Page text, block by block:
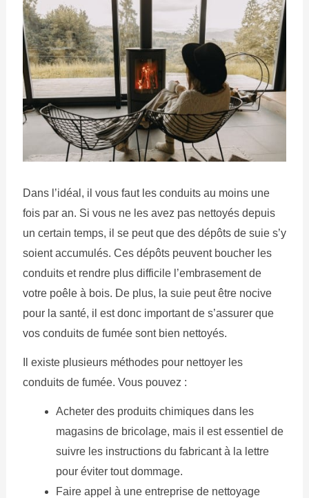
Dans l’idéal, il vous faut les conduits au moins une
fois par an. Si vous ne les avez pas nettoyés depuis
un certain temps, il se peut que des dépôts de suie s’y
soient accumulés. Ces dépôts peuvent boucher les
conduits et rendre plus difficile l’embrasement de
votre poêle à bois. De plus, la suie peut être nocive
pour la santé, il est donc important de s’assurer que
vos conduits de fumée sont bien nettoyés.
Il existe plusieurs méthodes pour nettoyer les
conduits de fumée. Vous pouvez :
Acheter des produits chimiques dans les
magasins de bricolage, mais il est essentiel de
suivre les instructions du fabricant à la lettre
pour éviter tout dommage.
Faire appel à une entreprise de nettoyage